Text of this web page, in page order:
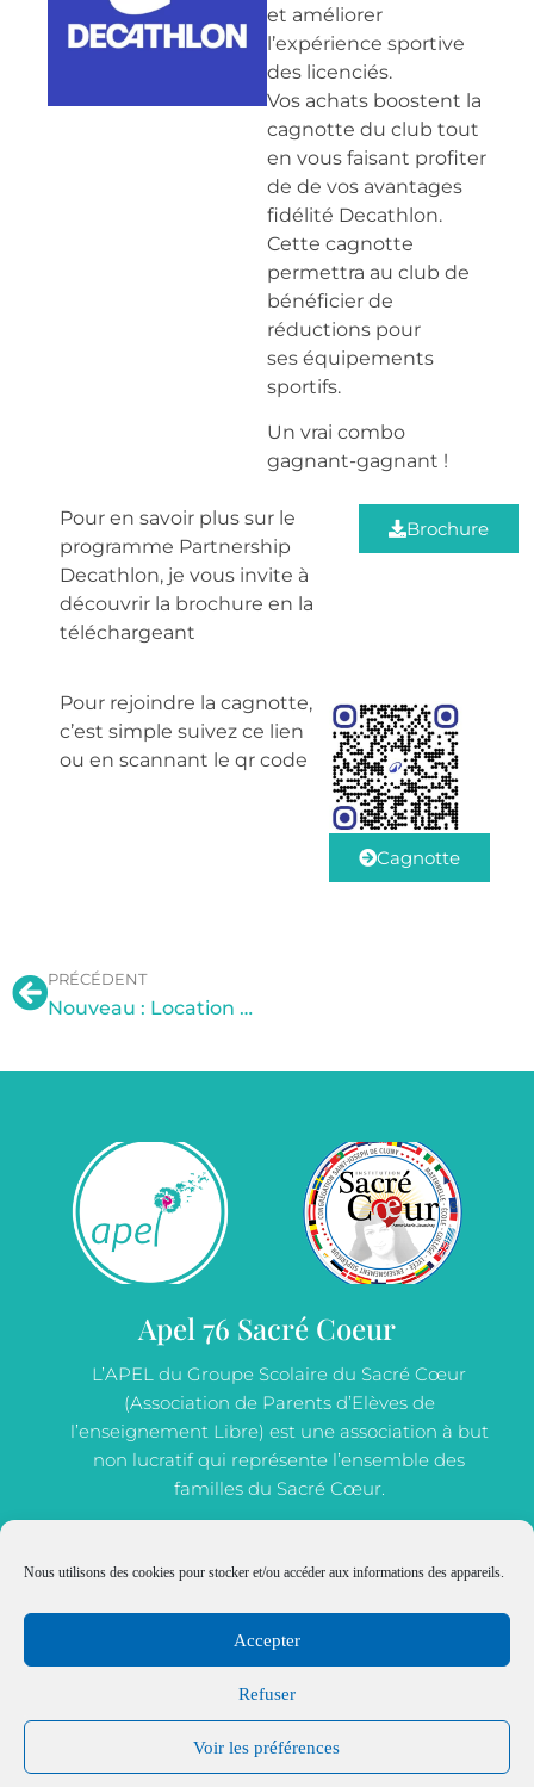
Nous utilisons des cookies pour stocker et/ou accéder aux informations des appareils.
Accepter
Refuser
Voir les préférences
et améliorer
l’expérience sportive
des licenciés.
Vos achats boostent la
cagnotte du club tout
en vous faisant profiter
de de vos avantages
fidélité Decathlon.
Cette cagnotte
permettra au club de
bénéficier de
réductions pour
ses équipements
sportifs.
Un vrai combo
gagnant-gagnant !
Pour en savoir plus sur le
programme Partnership
Decathlon, je vous invite à
découvrir la brochure en la
téléchargeant
Brochure
Pour rejoindre la cagnotte,
c’est simple suivez ce lien
ou en scannant le qr code
Cagnotte
PRÉCÉDENT
Nouveau : Location Borne photo
Apel 76 Sacré Coeur
L’APEL du Groupe Scolaire du Sacré Cœur
(Association de Parents d’Elèves de
l’enseignement Libre) est une association à but
non lucratif qui représente l’ensemble des
familles du Sacré Cœur.
JE M'INSCRIS
Mentions légales Politique de cookies